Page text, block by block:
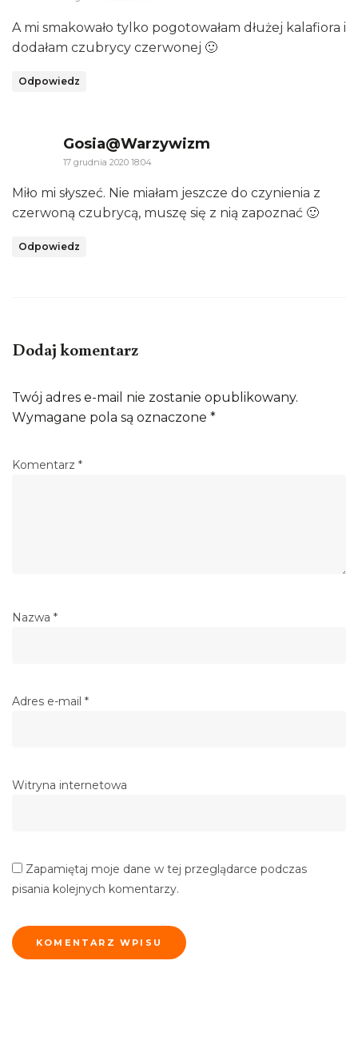
A mi smakowało tylko pogotowałam dłużej kalafiora i
dodałam czubrycy czerwonej 🙂
Odpowiedz
Gosia@Warzywizm
17 grudnia 2020 18:04
Miło mi słyszeć. Nie miałam jeszcze do czynienia z
czerwoną czubrycą, muszę się z nią zapoznać 🙂
Odpowiedz
Dodaj komentarz
Twój adres e-mail nie zostanie opublikowany.
Wymagane pola są oznaczone *
Komentarz *
Nazwa *
Adres e-mail *
Witryna internetowa
Zapamiętaj moje dane w tej przeglądarce podczas
pisania kolejnych komentarzy.